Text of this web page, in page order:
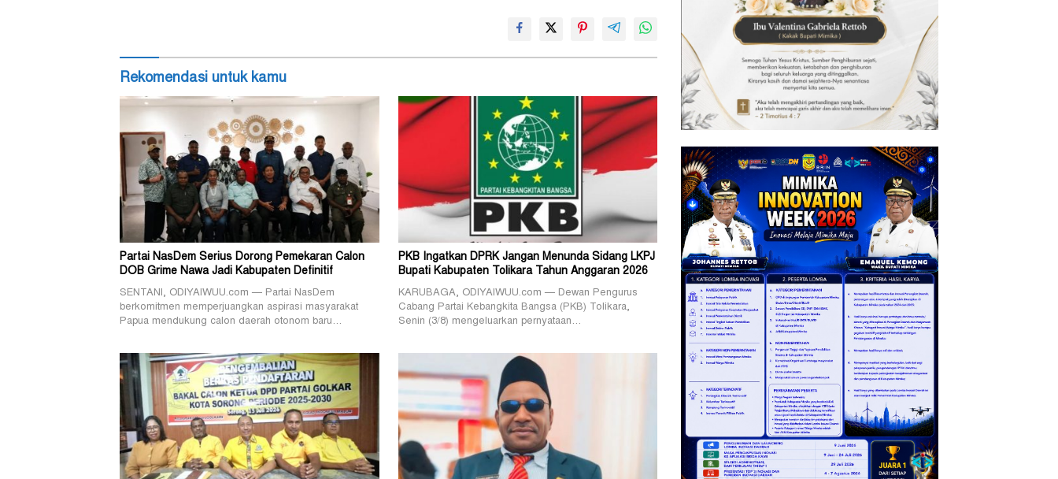
Rekomendasi untuk kamu
Partai NasDem Serius Dorong Pemekaran Calon
DOB Grime Nawa Jadi Kabupaten Definitif
SENTANI, ODIYAIWUU.com — Partai NasDem
berkomitmen memperjuangkan aspirasi masyarakat
Papua mendukung calon daerah otonom baru…
PKB Ingatkan DPRK Jangan Menunda Sidang LKPJ
Bupati Kabupaten Tolikara Tahun Anggaran 2026
KARUBAGA, ODIYAIWUU.com — Dewan Pengurus
Cabang Partai Kebangkita Bangsa (PKB) Tolikara,
Senin (3/8) mengeluarkan pernyataan…